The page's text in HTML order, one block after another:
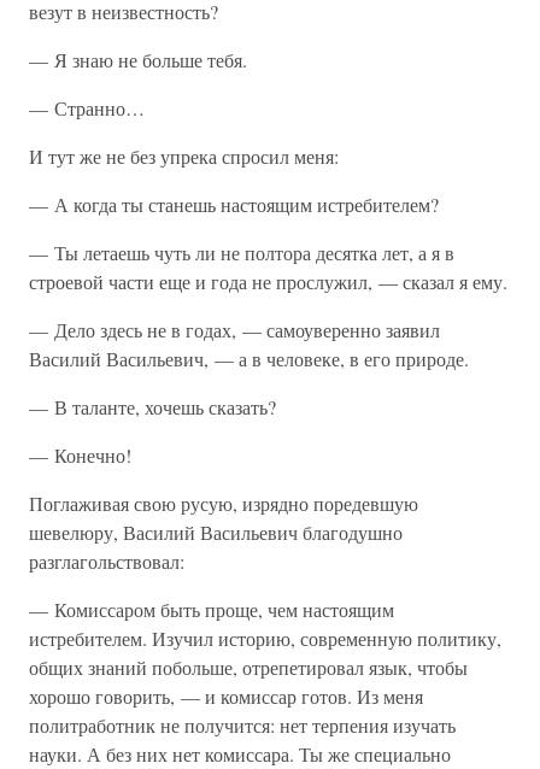
везут в неизвестность?
— Я знаю не больше тебя.
— Странно…
И тут же не без упрека спросил меня:
— А когда ты станешь настоящим истребителем?
— Ты летаешь чуть ли не полтора десятка лет, а я в
строевой части еще и года не прослужил, — сказал я ему.
— Дело здесь не в годах, — самоуверенно заявил
Василий Васильевич, — а в человеке, в его природе.
— В таланте, хочешь сказать?
— Конечно!
Поглаживая свою русую, изрядно поредевшую
шевелюру, Василий Васильевич благодушно
разглагольствовал:
— Комиссаром быть проще, чем настоящим
истребителем. Изучил историю, современную политику,
общих знаний побольше, отрепетировал язык, чтобы
хорошо говорить, — и комиссар готов. Из меня
политработник не получится: нет терпения изучать
науки. А без них нет комиссара. Ты же специально